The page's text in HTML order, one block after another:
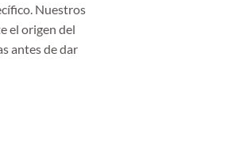
Nuestros
el origen del
antes de dar